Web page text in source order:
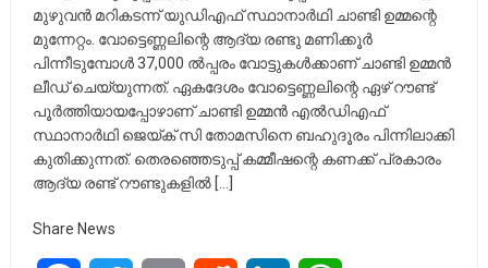
മുഴുവന്‍ മറികടന്ന് യുഡിഎഫ് സ്ഥാനാര്‍ഥി ചാണ്ടി ഉമ്മന്റെ
മുന്നേറ്റം. വോട്ടെണ്ണലിന്റെ ആദ്യ രണ്ടു മണിക്കൂര്‍
പിന്നീടുമ്പോൾ 37,000 ല്‍പ്പരം വോട്ടുകള്‍ക്കാണ് ചാണ്ടി ഉമ്മന്‍
ലീഡ് ചെയ്യുന്നത്. ഏകദേശം വോട്ടെണ്ണലിന്റെ ഏഴ് റൗണ്ട്
പൂര്‍ത്തിയായപ്പോഴാണ് ചാണ്ടി ഉമ്മന്‍ എല്‍ഡിഎഫ്
സ്ഥാനാര്‍ഥി ജെയ്ക് സി തോമസിനെ ബഹുദൂരം പിന്നിലാക്കി
കുതിക്കുന്നത്. തെരഞ്ഞെടുപ്പ് കമ്മീഷന്റെ കണക്ക് പ്രകാരം
ആദ്യ രണ്ട് റൗണ്ടുകളില്‍ […]
Share News